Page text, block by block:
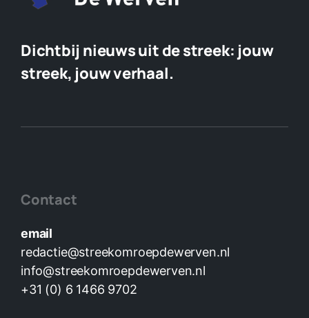
Dichtbij nieuws uit de streek: jouw
streek, jouw verhaal.
Contact
email
redactie@streekomroepdewerven.nl
info@streekomroepdewerven.nl
+31 (0) 6 1466 9702